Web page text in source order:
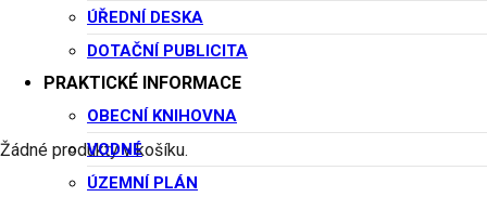
Žádné produkty v košíku.
ÚŘEDNÍ DESKA
DOTAČNÍ PUBLICITA
PRAKTICKÉ INFORMACE
OBECNÍ KNIHOVNA
VODNÉ
ÚZEMNÍ PLÁN
Co musíte vidět v Potštejně?
Historické jádro Potštejna tvoří náměstí s empírovým
kostelem sv. Vavřince, kašnou a sochou sv. Floriána. Přímo